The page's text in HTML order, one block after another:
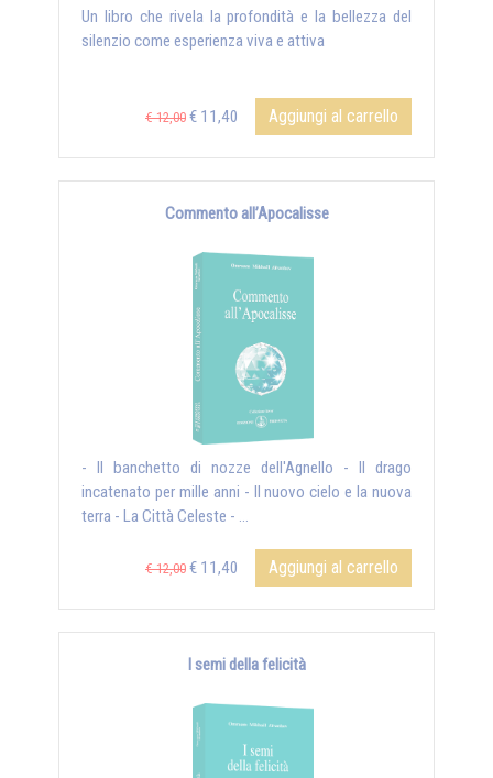
Un libro che rivela la profondità e la bellezza del
silenzio come esperienza viva e attiva
€ 12,00 € 11,40 Aggiungi al carrello
Commento all’Apocalisse
- Il banchetto di nozze dell'Agnello - Il drago
incatenato per mille anni - Il nuovo cielo e la nuova
terra - La Città Celeste - ...
€ 12,00 € 11,40 Aggiungi al carrello
I semi della felicità